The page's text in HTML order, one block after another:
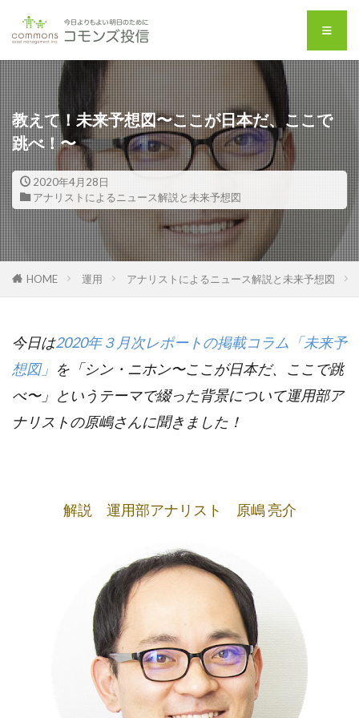
教えて！未来予想図〜ここが日本だ、ここで
跳べ！〜
2020年4月28日
アナリストによるニュース解説と未来予想図
HOME 運用 アナリストによるニュース解説と未来予想図
今日は2020年３月次レポートの掲載コラム「未来予
想図」 を「シン・ニホン〜ここが日本だ、ここで跳
べ〜」というテーマで綴った背景について運用部ア
ナリストの原嶋さんに聞きました！
解説 運用部アナリスト 原嶋 亮介